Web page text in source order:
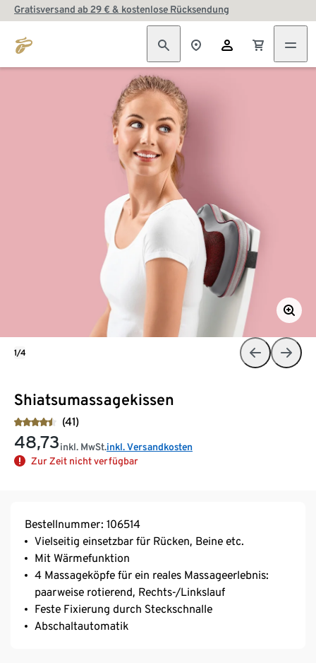
Gratisversand ab 29 € & kostenlose Rücksendung
Shiatsumassagekissen
(41)
48,73inkl. MwSt.inkl. Versandkosten
Zur Zeit nicht verfügbar
1/4
Bestellnummer: 106514
Vielseitig einsetzbar für Rücken, Beine etc.
Mit Wärmefunktion
4 Massageköpfe für ein reales Massageerlebnis:
paarweise rotierend, Rechts-/Linkslauf
Feste Fixierung durch Steckschnalle
Abschaltautomatik